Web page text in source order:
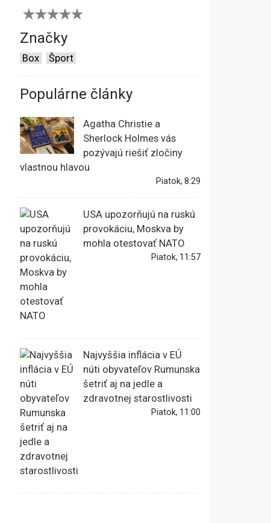
Značky
Box Šport
Populárne články
Agatha Christie a
Sherlock Holmes vás
pozývajú riešiť zločiny
vlastnou hlavou
Piatok, 8:29
USA upozorňujú na ruskú
provokáciu, Moskva by
mohla otestovať NATO
Piatok, 11:57
Najvyššia inflácia v EÚ
núti obyvateľov Rumunska
šetriť aj na jedle a
zdravotnej starostlivosti
Piatok, 11:00